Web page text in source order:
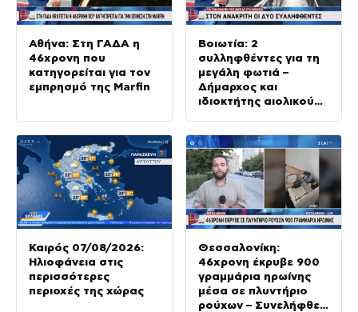
Αθήνα: Στη ΓΑΔΑ η
46χρονη που
κατηγορείται για τον
εμπρησμό της Marfin
Βοιωτία: 2
συλληφθέντες για τη
μεγάλη φωτιά –
Δήμαρχος και
ιδιοκτήτης αιολικού
Καιρός 07/08/2026:
Ηλιοφάνεια στις
περισσότερες
περιοχές της χώρας
Θεσσαλονίκη:
46χρονη έκρυβε 900
γραμμάρια ηρωίνης
μέσα σε πλυντήριο
ρούχων – Συνελήφθει